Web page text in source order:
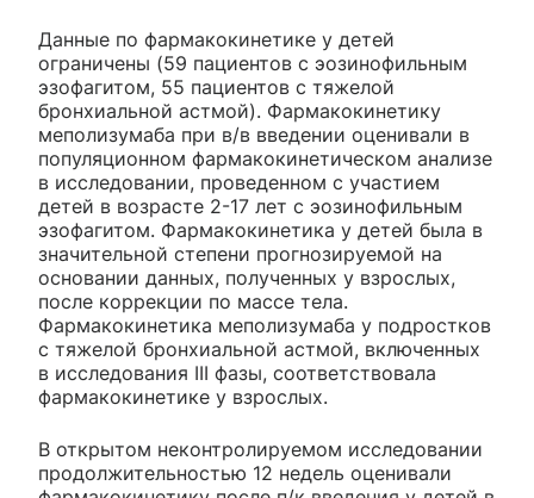
Данные по фармакокинетике у детей
ограничены (59 пациентов с эозинофильным
эзофагитом, 55 пациентов с тяжелой
бронхиальной астмой). Фармакокинетику
меполизумаба при в/в введении оценивали в
популяционном фармакокинетическом анализе
в исследовании, проведенном с участием
детей в возрасте 2-17 лет с эозинофильным
эзофагитом. Фармакокинетика у детей была в
значительной степени прогнозируемой на
основании данных, полученных у взрослых,
после коррекции по массе тела.
Фармакокинетика меполизумаба у подростков
с тяжелой бронхиальной астмой, включенных
в исследования III фазы, соответствовала
фармакокинетике у взрослых.
В открытом неконтролируемом исследовании
продолжительностью 12 недель оценивали